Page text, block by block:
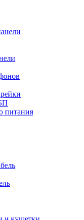
питания